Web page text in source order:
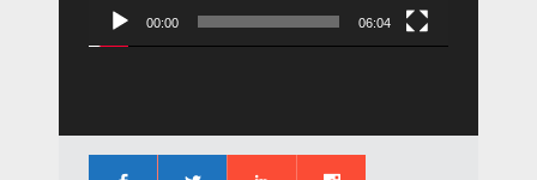
00:00 06:04